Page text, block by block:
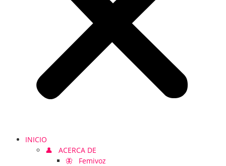
INICIO
👤 ACERCA DE
🦋 Femivoz